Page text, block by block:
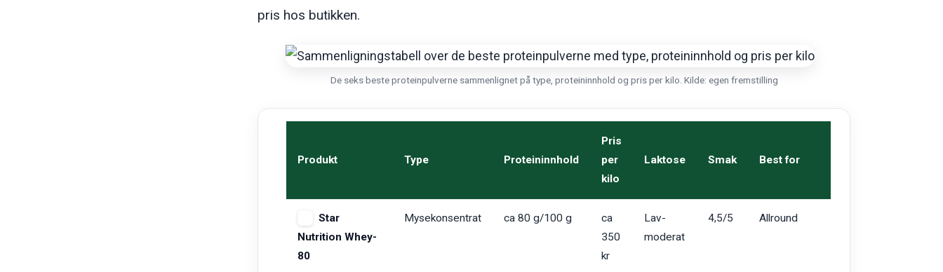
pris hos butikken.
De seks beste proteinpulverne sammenlignet på type, proteininnhold og pris per kilo. Kilde: egen fremstilling
Produkt Type Proteininnhold
Pris
per
kilo
Laktose Smak Best for
Star
Nutrition Whey-
80
Mysekonsentrat ca 80 g/100 g
ca
350
kr
Lav-
moderat
4,5/5 Allround